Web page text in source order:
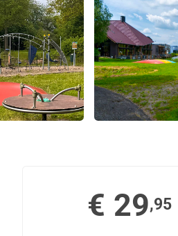
€ 29,95